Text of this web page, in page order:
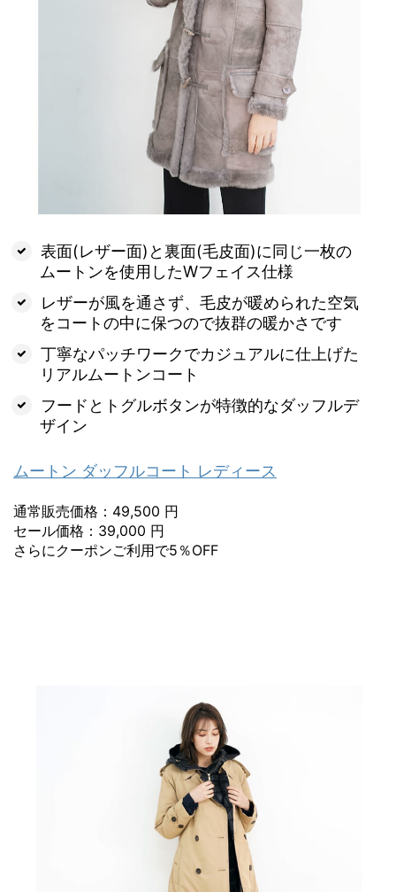
表面(レザー面)と裏面(毛皮面)に同じ一枚の
ムートンを使用したWフェイス仕様
レザーが風を通さず、毛皮が暖められた空気
をコートの中に保つので抜群の暖かさです
丁寧なパッチワークでカジュアルに仕上げた
リアルムートンコート
フードとトグルボタンが特徴的なダッフルデ
ザイン
ムートン ダッフルコート レディース
通常販売価格：49,500 円
セール価格：39,000 円
さらにクーポンご利用で5％OFF